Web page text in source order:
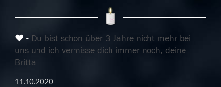
♥️
Du bist schon über 3 Jahre nicht mehr bei
uns und ich vermisse dich immer noch, deine
Britta
11.10.2020